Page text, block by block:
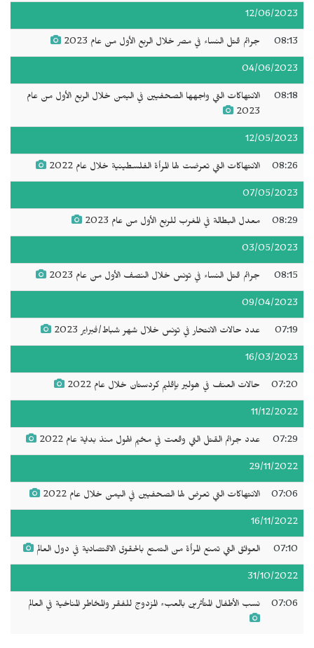
12/06/2023
08:13 جرائم قتل النساء في مصر خلال الربع الأول من عام 2023
04/06/2023
08:18
الانتهاكات التي واجهها الصحفيين في اليمن خلال الربع الأول من عام
2023
12/05/2023
08:26 الانتهاكات التي تعرضت لها المرأة الفلسطينية خلال عام 2022
07/05/2023
08:29 معدل البطالة في المغرب للربع الأول من عام 2023
03/05/2023
08:15 جرائم قتل النساء في تونس خلال النصف الأول من عام 2023
09/04/2023
07:19 عدد حالات الانتحار في تونس خلال شهر شباط/فبراير 2023
16/03/2023
07:20 حالات العنف في هولير بإقليم كردستان خلال عام 2022
11/12/2022
07:29 عدد جرائم القتل التي وقعت في مخيم الهول منذ بداية عام 2022
29/11/2022
07:06 الانتهاكات التي تعرض لها الصحفيين في اليمن خلال عام 2022
16/11/2022
07:10 العوائق التي تمنع المرأة من التمتع بالحقوق الاقتصادية في دول العالم
31/10/2022
07:06 نسب الأطفال المتأثرين بالعبء المزدوج للفقر والمخاطر المناخية في العالم